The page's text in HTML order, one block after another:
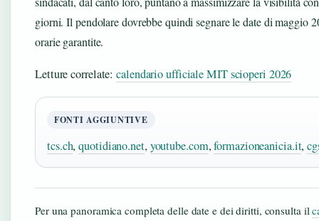
giorni. Il pendolare dovrebbe quindi segnare le date di maggio
orarie garantite.
Letture correlate:calendario ufficiale MIT scioperi 2026
FONTI AGGIUNTIVE
tcs.ch,quotidiano.net, youtube.com,formazioneanicia.it,
Per una panoramica completa delle date e dei diritti, consulta il